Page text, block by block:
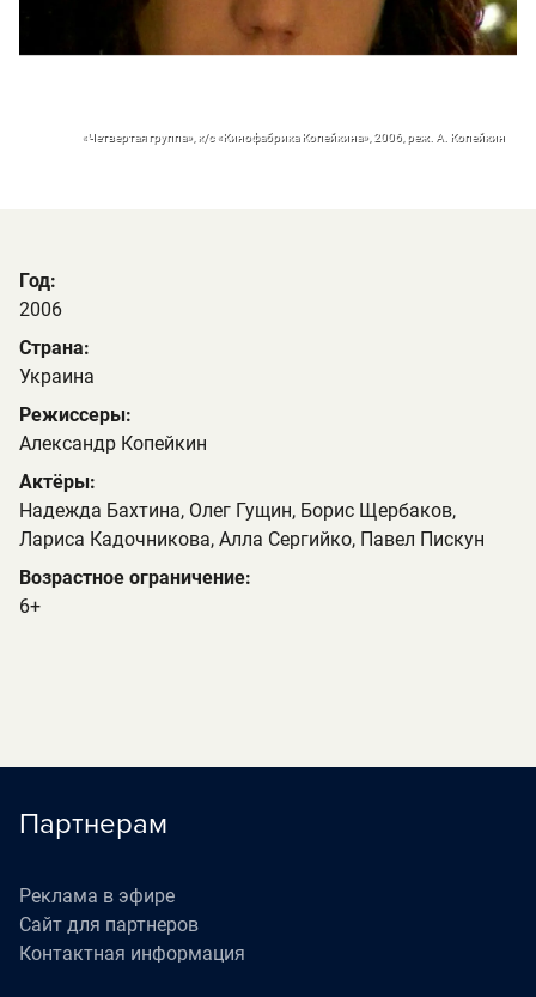
«Четвертая группа», к/с «Кинофабрика Копейкина», 2006, реж. А. Копейкин
Год:
2006
Страна:
Украина
Режиссеры:
Александр Копейкин
Актёры:
Надежда Бахтина, Олег Гущин, Борис Щербаков,
Лариса Кадочникова, Алла Сергийко, Павел Пискун
Возрастное ограничение:
6+
Партнерам
Реклама в эфире
Сайт для партнеров
Контактная информация